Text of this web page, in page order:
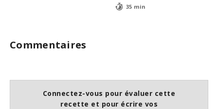
35 min
Commentaires
Connectez-vous pour évaluer cette
recette et pour écrire vos